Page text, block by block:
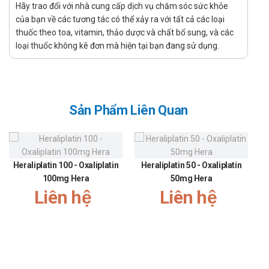
Điều trị khởi đầu và phòng ngừa tái nhiễm Herpes sinh dục.
Điều trị thủy đậu xuất huyết, thủy đậu ở người suy giảm
miễn dịch, thủy đậu ở trẻ sơ sinh.
Cách dùng - Liều dùng
chú ý đến bữa ăn. Nên bắt đầu dùng thuốc càng sớm càng tốt khi
có dấu hiệu và triệu chứng của bệnh.
Liều lượng:
Điều trị nhiễm Herpes simplex
Người lớn:
200 mg/lần x 5 lần/ngày, dùng cách nhau 4 giờ
và dùng trong 5 - 10 ngày. Ở người suy giảm miễn dịch
Hãy trao đổi với nhà cung cấp dịch vụ chăm sóc sức khỏe
của bạn về các tương tác có thể xảy ra với tất cả các loại
thuốc theo toa, vitamin, thảo dược và chất bổ sung, và các
loại thuốc không kê đơn mà hiện tại bạn đang sử dụng.
Sản Phẩm Liên Quan
Heraliplatin 100 - Oxaliplatin
100mg Hera
Liên hệ
Heraliplatin 50 - Oxaliplatin
50mg Hera
Liên hệ